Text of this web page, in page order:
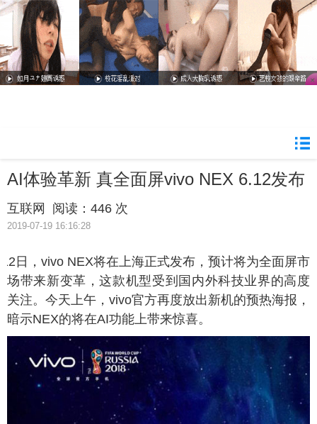
AI体验革新 真全面屏vivo NEX 6.12发布
互联网 阅读： 446 次
2019-07-19 16:16:28
日，vivo NEX将在上海正式发布，预计将为全面屏市
场带来新变革，这款机型受到国内外科技业界的高度
关注。今天上午，vivo官方再度放出新机的预热海报，
暗示NEX的将在AI功能上带来惊喜。